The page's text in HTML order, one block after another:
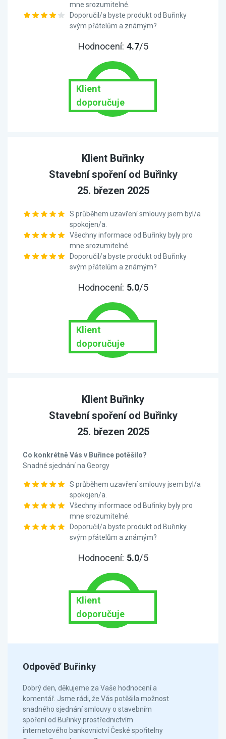
mne srozumitelné.
Doporučil/a byste produkt od Buřinky
svým přátelům a známým?
Hodnocení: 4.7/5
Klient
doporučuje
Klient Buřinky
Stavební spoření od Buřinky
25. březen 2025
S průběhem uzavření smlouvy jsem byl/a
spokojen/a.
Všechny informace od Buřinky byly pro
mne srozumitelné.
Doporučil/a byste produkt od Buřinky
svým přátelům a známým?
Hodnocení: 5.0/5
Klient
doporučuje
Klient Buřinky
Stavební spoření od Buřinky
25. březen 2025
Co konkrétně Vás v Buřince potěšilo?
Snadné sjednání na Georgy
S průběhem uzavření smlouvy jsem byl/a
spokojen/a.
Všechny informace od Buřinky byly pro
mne srozumitelné.
Doporučil/a byste produkt od Buřinky
svým přátelům a známým?
Hodnocení: 5.0/5
Klient
doporučuje
Odpověď Buřinky
Dobrý den, děkujeme za Vaše hodnocení a
komentář. Jsme rádi, že Vás potěšila možnost
snadného sjednání smlouvy o stavebním
spoření od Buřinky prostřednictvím
internetového bankovnictví České spořitelny